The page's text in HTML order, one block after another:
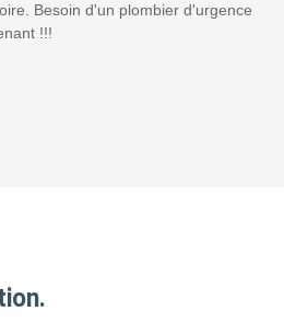
Besoin d'un plombier d'urgence
!!!